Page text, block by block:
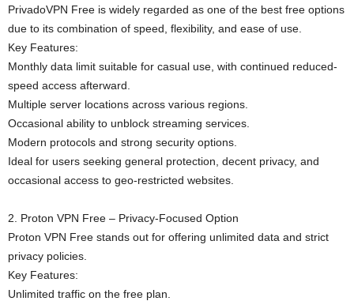
PrivadoVPN Free is widely regarded as one of the best free options
due to its combination of speed, flexibility, and ease of use.
Key Features:
Monthly data limit suitable for casual use, with continued reduced-
speed access afterward.
Multiple server locations across various regions.
Occasional ability to unblock streaming services.
Modern protocols and strong security options.
Ideal for users seeking general protection, decent privacy, and
occasional access to geo-restricted websites.
2. Proton VPN Free – Privacy-Focused Option
Proton VPN Free stands out for offering unlimited data and strict
privacy policies.
Key Features:
Unlimited traffic on the free plan.